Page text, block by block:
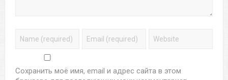
Сохранить моё имя, email и адрес сайта в этом